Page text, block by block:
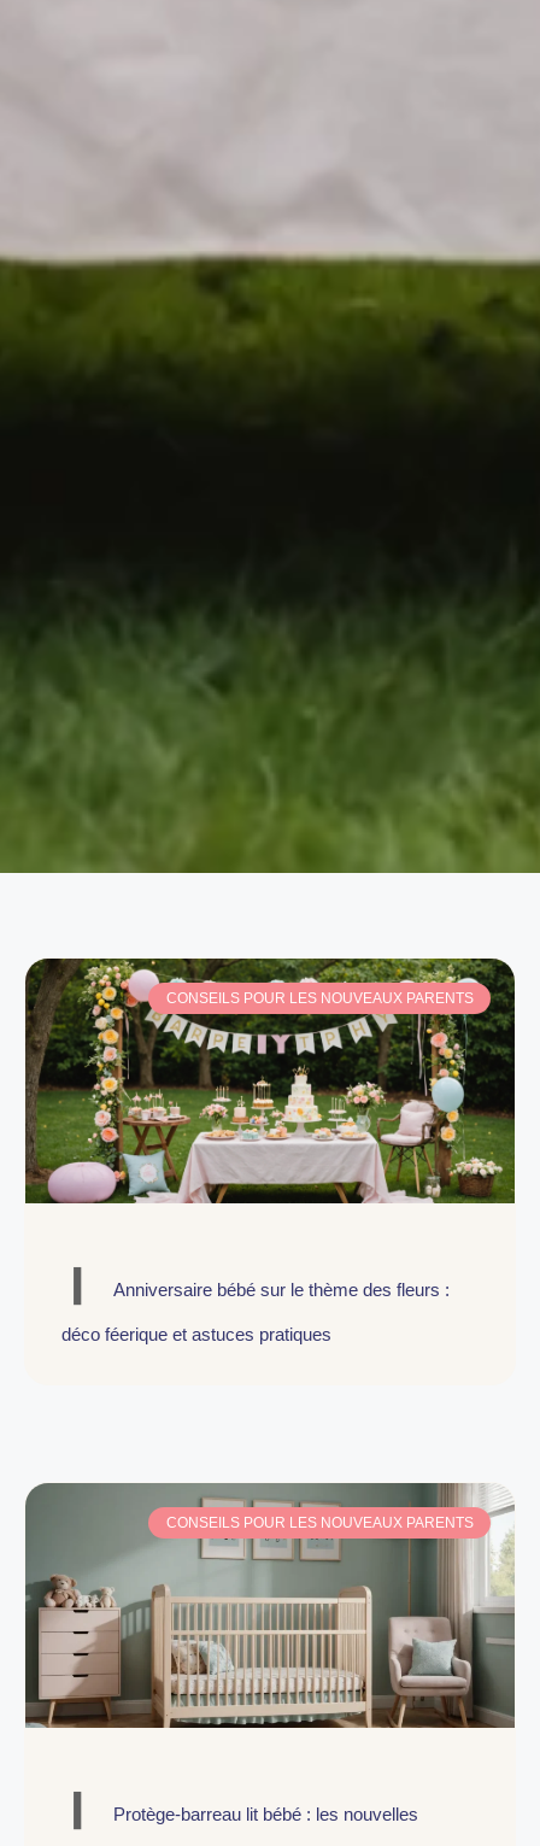
CONSEILS POUR LES NOUVEAUX PARENTS
Anniversaire bébé sur le thème des fleurs :
déco féerique et astuces pratiques
CONSEILS POUR LES NOUVEAUX PARENTS
Protège-barreau lit bébé : les nouvelles